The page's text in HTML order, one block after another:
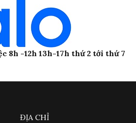
8h -12h 13h-17h thứ 2 tới thứ 7
ĐỊA CHỈ